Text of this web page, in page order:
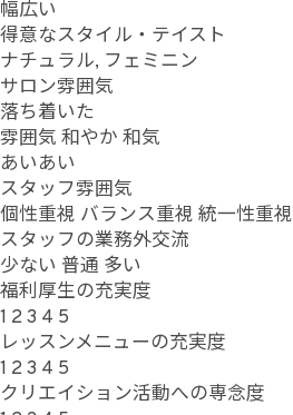
幅広い
得意なスタイル・テイスト
ナチュラル, フェミニン
サロン雰囲気
落ち着いた
雰囲気 和やか 和気
あいあい
スタッフ雰囲気
個性重視 バランス重視 統一性重視
スタッフの業務外交流
少ない 普通 多い
福利厚生の充実度
1 23 4 5
レッスンメニューの充実度
1 23 4 5
クリエイション活動への専念度